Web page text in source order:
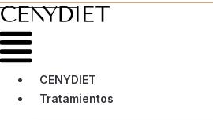
Menú
CENYDIET
Tratamientos